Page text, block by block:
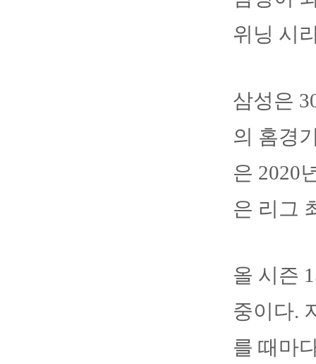
위닝 시
삼성은
의 홈경
은 2020
은 리그
올 시즌
중이다.
를 때마